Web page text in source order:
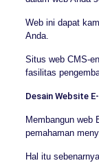
Web ini dapat
Anda.
Situs web CMS-
fasilitas
Desain Website
Membangun web
pemahaman
Hal itu